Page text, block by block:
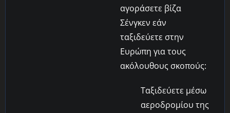
αγοράσετε βίζα
Σένγκεν εάν
ταξιδεύετε στην
Ευρώπη για τους
ακόλουθους σκοπούς:
Ταξιδεύετε μέσω
αεροδρομίου της